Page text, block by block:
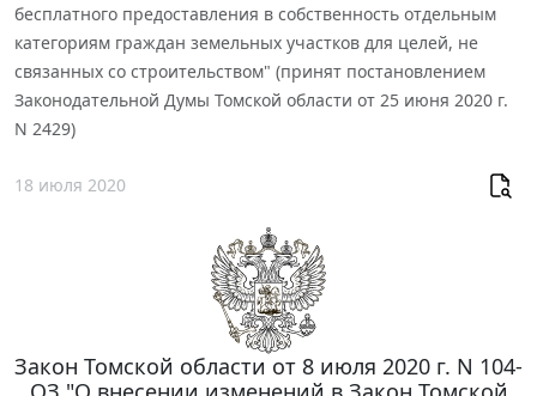
бесплатного предоставления в собственность отдельным
категориям граждан земельных участков для целей, не
связанных со строительством" (принят постановлением
Законодательной Думы Томской области от 25 июня 2020 г.
N 2429)
18 июля 2020
Закон Томской области от 8 июля 2020 г. N 104-